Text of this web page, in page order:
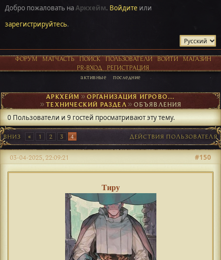
Добро пожаловать наАркхейм. Войдите или
зарегистрируйтесь.
ФОРУМ МАТЧАСТЬ ПОИСК ПОЛЬЗОВАТЕЛИ ВОЙТИ
МАГАЗИН
PR-ВХОД
РЕГИСТРАЦИЯ
активные последние
АРКХЕЙМ► ОРГАНИЗАЦИЯ ИГРОВОГО ПРОЦЕССА
►ТЕХНИЧЕСКИЙ РАЗДЕЛ ►ОБЪЯВЛЕНИЯ
0 Пользователи и 9 гостей просматривают эту тему.
ВНИЗ 1 2 3 4 ДЕЙСТВИЯ ПОЛЬЗОВАТЕЛЯ
#150
03-04-2025, 22:09:21
Тиру